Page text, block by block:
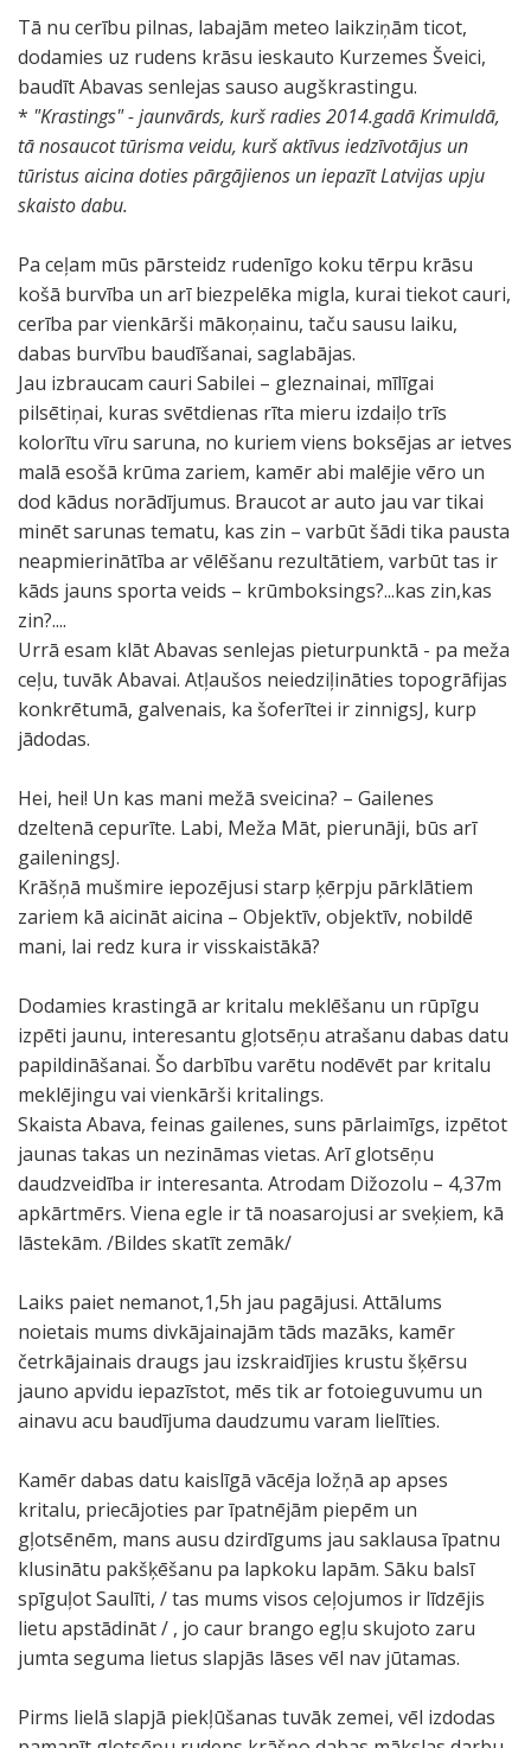
Tā nu cerību pilnas, labajām meteo laikziņām ticot,
dodamies uz rudens krāsu ieskauto Kurzemes Šveici,
baudīt Abavas senlejas sauso augškrastingu.
* "Krastings" - jaunvārds, kurš radies 2014.gadā Krimuldā,
tā nosaucot tūrisma veidu, kurš aktīvus iedzīvotājus un
tūristus aicina doties pārgājienos un iepazīt Latvijas upju
skaisto dabu.
Pa ceļam mūs pārsteidz rudenīgo koku tērpu krāsu
košā burvība un arī biezpelēka migla, kurai tiekot cauri,
cerība par vienkārši mākoņainu, taču sausu laiku,
dabas burvību baudīšanai, saglabājas.
Jau izbraucam cauri Sabilei – gleznainai, mīlīgai
pilsētiņai, kuras svētdienas rīta mieru izdaiļo trīs
kolorītu vīru saruna, no kuriem viens boksējas ar ietves
malā esošā krūma zariem, kamēr abi malējie vēro un
dod kādus norādījumus. Braucot ar auto jau var tikai
minēt sarunas tematu, kas zin – varbūt šādi tika pausta
neapmierinātība ar vēlēšanu rezultātiem, varbūt tas ir
kāds jauns sporta veids – krūmboksings?...kas zin,kas
zin?....
Urrā esam klāt Abavas senlejas pieturpunktā - pa meža
ceļu, tuvāk Abavai. Atļaušos neiedziļināties topogrāfijas
konkrētumā, galvenais, ka šoferītei ir zinnigsJ, kurp
jādodas.
Hei, hei! Un kas mani mežā sveicina? – Gailenes
dzeltenā cepurīte. Labi, Meža Māt, pierunāji, būs arī
gaileningsJ.
Krāšņā mušmire iepozējusi starp ķērpju pārklātiem
zariem kā aicināt aicina – Objektīv, objektīv, nobildē
mani, lai redz kura ir visskaistākā?
Dodamies krastingā ar kritalu meklēšanu un rūpīgu
izpēti jaunu, interesantu gļotsēņu atrašanu dabas datu
papildināšanai. Šo darbību varētu nodēvēt par kritalu
meklējingu vai vienkārši kritalings.
Skaista Abava, feinas gailenes, suns pārlaimīgs, izpētot
jaunas takas un nezināmas vietas. Arī glotsēņu
daudzveidība ir interesanta. Atrodam Dižozolu – 4,37m
apkārtmērs. Viena egle ir tā noasarojusi ar sveķiem, kā
lāstekām. /Bildes skatīt zemāk/
Laiks paiet nemanot,1,5h jau pagājusi. Attālums
noietais mums divkājainajām tāds mazāks, kamēr
četrkājainais draugs jau izskraidījies krustu šķērsu
jauno apvidu iepazīstot, mēs tik ar fotoieguvumu un
ainavu acu baudījuma daudzumu varam lielīties.
Kamēr dabas datu kaislīgā vācēja ložņā ap apses
kritalu, priecājoties par īpatnējām piepēm un
gļotsēnēm, mans ausu dzirdīgums jau saklausa īpatnu
klusinātu pakšķēšanu pa lapkoku lapām. Sāku balsī
spīguļot Saulīti, / tas mums visos ceļojumos ir līdzējis
lietu apstādināt / , jo caur brango egļu skujoto zaru
jumta seguma lietus slapjās lāses vēl nav jūtamas.
Pirms lielā slapjā piekļūšanas tuvāk zemei, vēl izdodas